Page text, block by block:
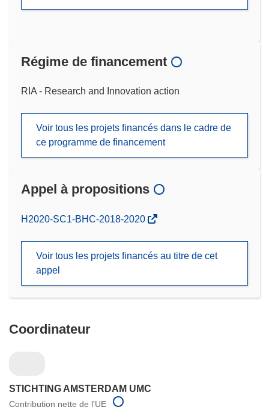
Régime de financement
RIA - Research and Innovation action
Voir tous les projets financés dans le cadre de
ce programme de financement
Appel à propositions
(s’ouvre
nouvelle
fenêtre)
H2020-SC1-BHC-2018-2020
Voir tous les projets financés au titre de cet
appel
Coordinateur
STICHTING AMSTERDAM UMC
Contribution nette de l'UE